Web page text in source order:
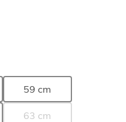
59 cm
63 cm